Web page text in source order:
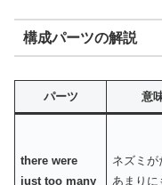
構成パーツの解説
パーツ 意
there were
just too many
ネズミが
あまりに